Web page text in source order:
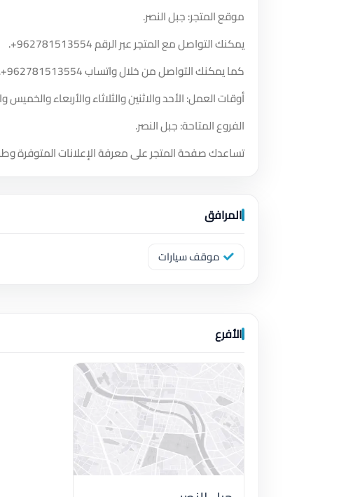
موقع المتجر: جبل النصر.
يمكنك التواصل مع المتجر عبر الرقم+962781513554
.
كما يمكنك التواصل من خلال واتساب+962781513554
.
أوقات العمل: الأحد والاثنين والثلاثاء والأربعاء
الفروع المتاحة: جبل النصر.
تساعدك صفحة المتجر على معرفة الإعلانات المتوفرة
المرافق
موقف سيارات
الأفرع